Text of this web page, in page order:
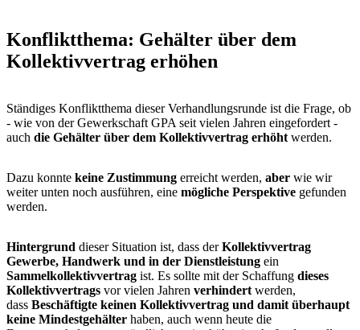
Konfliktthema: Gehälter über dem
Kollektivvertrag erhöhen
Ständiges Konfliktthema dieser Verhandlungsrunde ist die Frage, ob
- wie von der Gewerkschaft GPA seit vielen Jahren eingefordert -
auch die Gehälter über dem Kollektivvertrag erhöht werden.
Dazu konnte keine Zustimmung erreicht werden, aber wie wir
weiter unten noch ausführen, eine mögliche Perspektive gefunden
werden.
Hintergrund dieser Situation ist, dass derKollektivvertrag
Gewerbe, Handwerk und in der Dienstleistung ein
Sammelkollektivvertrag ist. Es sollte mit der Schaffung dieses
Kollektivvertrags vor vielen Jahren verhindert werden,
dass Beschäftigte keinen Kollektivvertrag und damit überhaupt
keine Mindestgehälter haben, auch wenn heute die